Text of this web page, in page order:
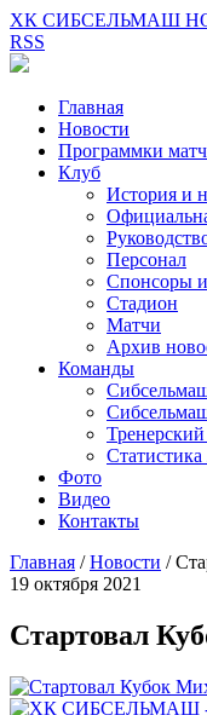
ХК СИБСЕЛЬМАШ
RSS
Главная
Новости
Программки
Клуб
История и
Персонал
Спонсоры
Стадион
Матчи
Архив
Команды
Фото
Видео
Контакты
Главная /Новости /
19 октября 2021
Стартовал